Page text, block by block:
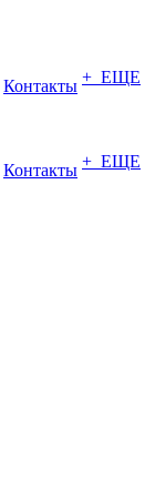
Контакты + ЕЩЕ
Контакты + ЕЩЕ